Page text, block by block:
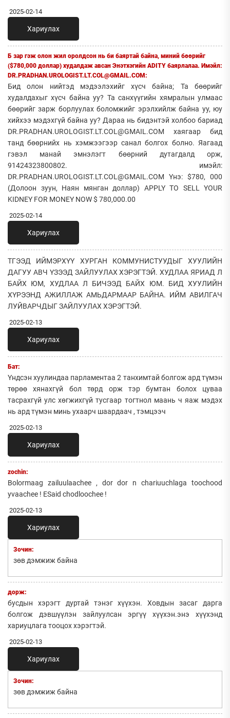
2025-02-14
Хариулах
Б зар гэж олон жил оролдсон нь би баяртай байна, миний бөөрийг
($780,000 доллар) худалдаж авсан Энэтхэгийн ADITY баярлалаа. Имэйл:
DR.PRADHAN.UROLOGIST.LT.COL@GMAIL.COM:
Бид олон нийтэд мэдээлэхийг хүсч байна; Та бөөрийг
худалдахыг хүсч байна уу? Та санхүүгийн хямралын улмаас
бөөрийг зарж борлуулах боломжийг эрэлхийлж байна уу, юу
хийхээ мэдэхгүй байна уу? Дараа нь бидэнтэй холбоо бариад
DR.PRADHAN.UROLOGIST.LT.COL@GMAIL.COM хаягаар бид
танд бөөрнийх нь хэмжээгээр санал болгох болно. Яагаад
гэвэл манай эмнэлэгт бөөрний дутагдалд орж,
91424323800802. имэйл:
DR.PRADHAN.UROLOGIST.LT.COL@GMAIL.COM Yнэ: $780, 000
(Долоон зуун, Наян мянган доллар) APPLY TO SELL YOUR
KIDNEY FOR MONEY NOW $ 780,000.00
2025-02-14
Хариулах
ТГЭЭД ИЙМЭРХҮҮ ХУРГАН КОММУНИСТУУДЫГ ХУУЛИЙН
ДАГУУ АВЧ ҮЗЭЭД ЗАЙЛУУЛАХ ХЭРЭГТЭЙ. ХУДЛАА ЯРИАД Л
БАЙХ ЮМ, ХУДЛАА Л БИЧЭЭД БАЙХ ЮМ. БИД ХУУЛИЙН
ХҮРЭЭНД АЖИЛЛАЖ АМЬДАРМААР БАЙНА. ИЙМ АВИЛГАЧ
ЛУЙВАРЧДЫГ ЗАЙЛУУЛАХ ХЭРЭГТЭЙ.
2025-02-13
Хариулах
Бат:
Үндсэн хуулиндаа парламентаа 2 танхимтай болгож ард түмэн
төрөө хянахгүй бол төрд орж тэр бумтан болох цуваа
тасрахгүй улс хөгжихгүй тусгаар тогтнол маань ч яаж мэдэх
нь ард түмэн минь ухаарч шаардаач , тэмцээч
2025-02-13
Хариулах
zochin:
Bolormaag zailuulaachee , dor dor n chariuuchlaga toochood
yvaachee ! ESaid chodloochee !
2025-02-13
Хариулах
Зочин:
зөв дэмжиж байна
дорж:
бусдын хэрэгт дуртай тэнэг хүүхэн. Ховдын засаг дарга
болгож дэвшүүлэн зайлуулсан эргүү хүүхэн.энэ хүүхэнд
хариуцлага тооцох хэрэгтэй.
2025-02-13
Хариулах
Зочин:
зөв дэмжиж байна